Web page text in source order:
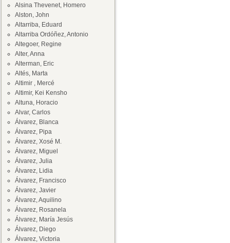
Alsina Thevenet, Homero
Alston, John
Altarriba, Eduard
Altarriba Ordóñez, Antonio
Altegoer, Regine
Alter, Anna
Alterman, Eric
Altés, Marta
Altimir , Mercé
Altimir, Kei Kensho
Altuna, Horacio
Alvar, Carlos
Álvarez, Blanca
Álvarez, Pipa
Álvarez, Xosé M.
Álvarez, Miguel
Álvarez, Julia
Álvarez, Lidia
Álvarez, Francisco
Álvarez, Javier
Álvarez, Aquilino
Álvarez, Rosanela
Álvarez, María Jesús
Álvarez, Diego
Álvarez, Victoria